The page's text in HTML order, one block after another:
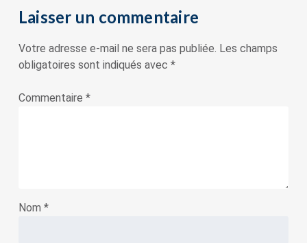
Laisser un commentaire
Votre adresse e-mail ne sera pas publiée. Les champs
obligatoires sont indiqués avec *
Commentaire *
Nom *